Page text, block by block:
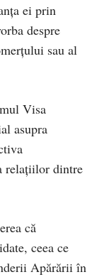
ei prin
despre
sau al
Visa
asupra
relațiilor dintre
că
ceea ce
Apărării în